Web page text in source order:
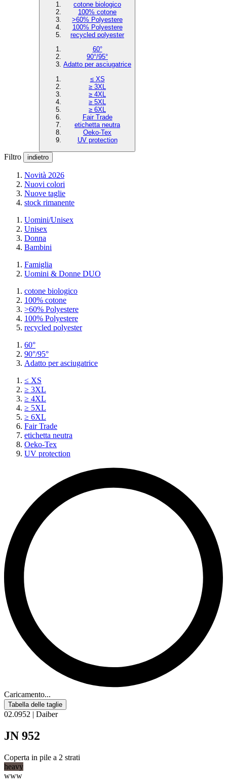
cotone biologico
100% cotone
>60% Polyestere
100% Polyestere
recycled polyester
60°
90°/95°
Adatto per asciugatrice
≤ XS
≥ 3XL
≥ 4XL
≥ 5XL
≥ 6XL
Fair Trade
etichetta neutra
Oeko-Tex
UV protection
Filtro indietro
Novità 2026
Nuovi colori
Nuove taglie
stock rimanente
Uomini/Unisex
Unisex
Donna
Bambini
Famiglia
Uomini & Donne DUO
cotone biologico
100% cotone
>60% Polyestere
100% Polyestere
recycled polyester
60°
90°/95°
Adatto per asciugatrice
≤ XS
≥ 3XL
≥ 4XL
≥ 5XL
≥ 6XL
Fair Trade
etichetta neutra
Oeko-Tex
UV protection
Caricamento...
Tabella delle taglie
02.0952 | Daiber
JN 952
Coperta in pile a 2 strati
heavy
www